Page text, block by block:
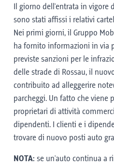
Il giorno dell'entrata in vigore
sono stati affissi i relativi
Nei primi giorni, il Gruppo
ha fornito informazioni in via
previste sanzioni per le
delle strade di Rossau, il
contribuito ad alleggerire
parcheggi. Un fatto che viene
proprietari di attività
dipendenti. I clienti e i
trovare di nuovo posti auto
NOTA: se un'auto continua a